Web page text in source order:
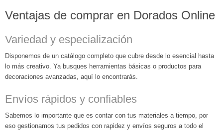
Ventajas de comprar en Dorados Online
Variedad y especialización
Disponemos de un catálogo completo que cubre desde lo esencial hasta
lo más creativo. Ya busques herramientas básicas o productos para
decoraciones avanzadas, aquí lo encontrarás.
Envíos rápidos y confiables
Sabemos lo importante que es contar con tus materiales a tiempo, por
eso gestionamos tus pedidos con rapidez y envíos seguros a todo el